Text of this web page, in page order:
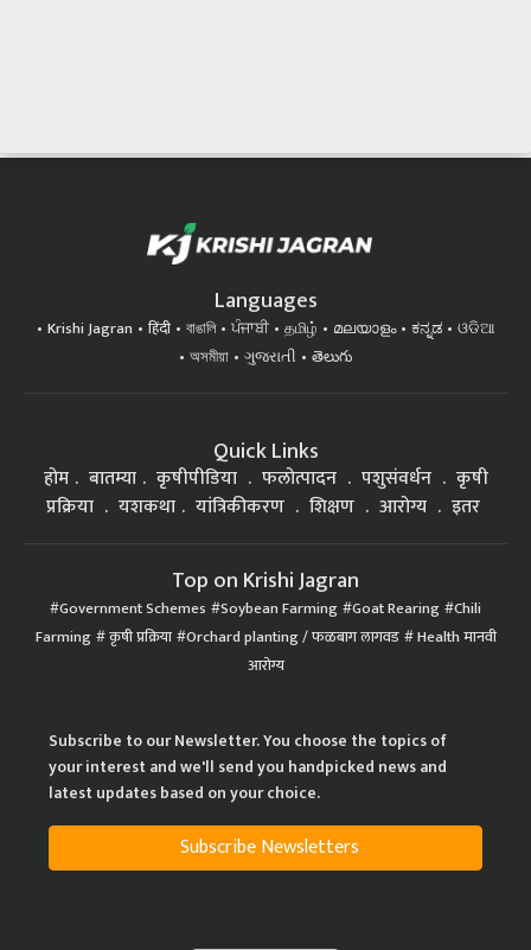
Languages
Krishi Jagran हिंदी বাঙালি ਪੰਜਾਬੀ தமிழ் മലയാളം ಕನ್ನಡ
ଓଡିଆ
অসমীয়া
ગુજરાતી తెలుగు
Quick Links
होम बातम्या कृषीपीडिया फलोत्पादन पशुसंवर्धन
कृषी
प्रक्रिया
यशकथा यांत्रिकीकरण शिक्षण आरोग्य इतर
Top on Krishi Jagran
Government Schemes Soybean Farming Goat Rearing Chili
Farming कृषी प्रक्रिया Orchard planting / फळबाग लागवड Health मानवी
आरोग्य
Subscribe to our Newsletter. You choose the topics of
your interest and we'll send you handpicked news and
latest updates based on your choice.
Subscribe Newsletters